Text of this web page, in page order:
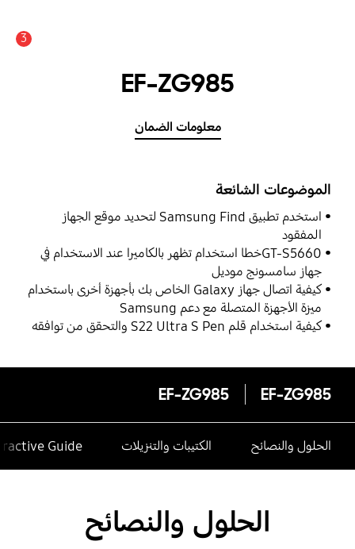
3
EF-ZG985
معلومات الضمان
الموضوعات الشائعة
استخدم تطبيق Samsung Find لتحديد موقع الجهاز
المفقود
GT-S5660خطا استخدام تظهر بالكاميرا عند الاستخدام في
جهاز سامسونج موديل
كيفية اتصال جهاز Galaxy الخاص بك بأجهزة أخرى باستخدام
ميزة الأجهزة المتصلة مع دعم Samsung
كيفية استخدام قلم S22 Ultra S Pen والتحقق من توافقه
EF-ZG985
EF-ZG985
الحلول والنصائح الكتيبات والتنزيلات Guide
الحلول والنصائح